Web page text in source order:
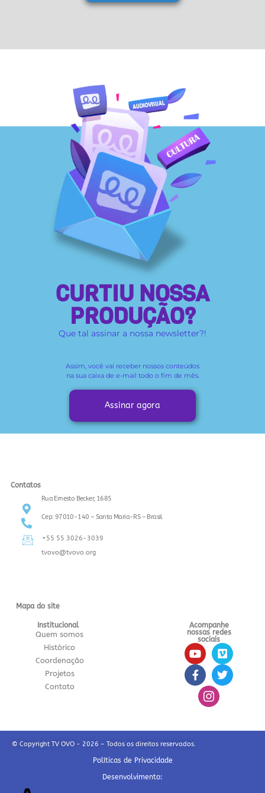
CURTIU NOSSA
PRODUÇÃO?
Que tal assinar a nossa newsletter?!
Assim, você vai receber nossos conteúdos
na sua caixa de e-mail todo o fim de mês.
Assinar agora
Contatos
Rua Ernesto Becker, 1685
Cep: 97010-140 – Santa Maria-RS – Brasil
+55 55 3026-3039
tvovo@tvovo.org
Mapa do site
Institucional
Quem somos
Histórico
Coordenação
Projetos
Contato
Acompanhe
nossas redes
sociais
© Copyright TV OVO - 2026 – Todos os direitos reservados.
Políticas de Privacidade
Desenvolvimento: